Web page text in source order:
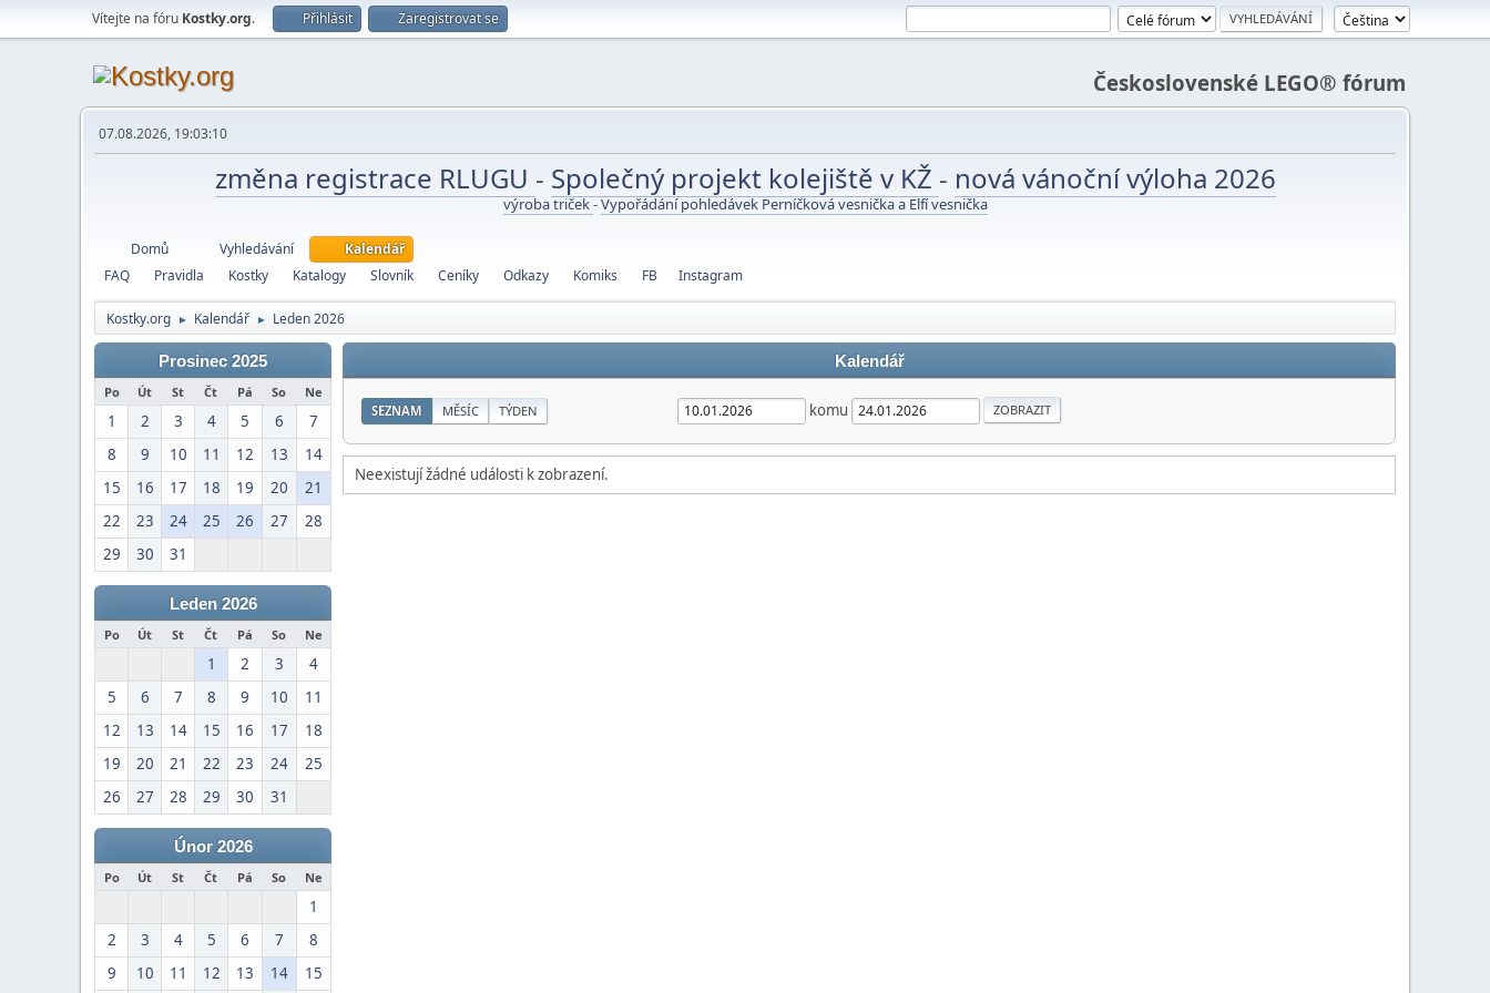
Vítejte na fóru Kostky.org. Přihlásit Zaregistrovat se
Československé LEGO® fórum
07.08.2026, 19:03:10
změna registrace RLUGU - Společný projekt kolejiště v KŽ - nová vánoční výloha 2026
výroba triček-Vypořádání pohledávek Perníčková vesnička a Elfí vesnička
Domů Vyhledávání
Kalendář
FAQ
Pravidla Kostky Katalogy Slovník Ceníky Odkazy Komiks FB Instagram
Kostky.org ► Kalendář ► Leden 2026
Prosinec 2025
Po Út St Čt Pá So Ne
1 2 3 4 5 6
7
8
9 10 11 12 13
14
15
16 17 18 19 20
21
22
23 24 25 26 27
28
29
30 31
Leden 2026
Po Út St Čt Pá So Ne
1 2 3
4
5
6 7 8 9 10
11
12
13 14 15 16 17
18
19
20 21 22 23 24
25
26
27 28 29 30 31
Únor 2026
Po Út St Čt Pá So Ne
1
2
3 4 5 6 7
8
9
10 11 12 13 14 15
Kalendář
SEZNAM MĚSÍC TÝDEN komu
Neexistují žádné události k zobrazení.